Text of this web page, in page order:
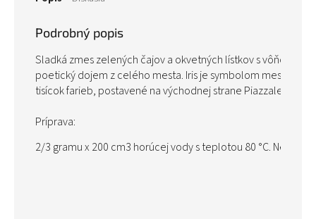
Podrobný popis
Sladká zmes zelených čajov a okvetných lístkov s vôňou
poetický dojem z celého mesta. Iris je symbolom mesta a
tisícok farieb, postavené na východnej strane Piazzale
Príprava:
2/3 gramu x 200 cm3 horúcej vody s teplotou 80 °C.